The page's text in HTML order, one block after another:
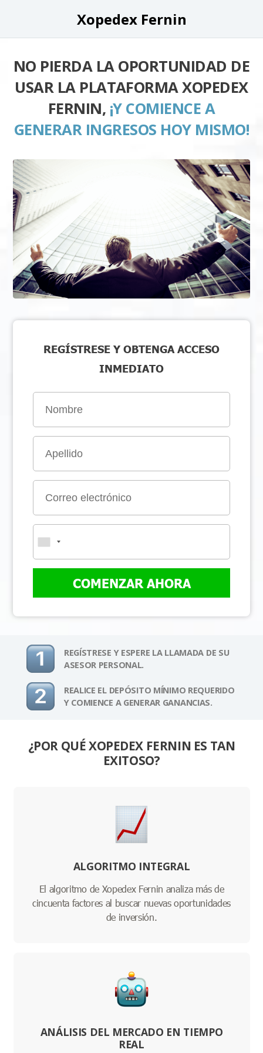
Xopedex Fernin
NO PIERDA LA OPORTUNIDAD DE
USAR LA PLATAFORMA XOPEDEX
FERNIN, ¡Y COMIENCE A
GENERAR INGRESOS HOY MISMO!
REGÍSTRESE Y OBTENGA ACCESO
INMEDIATO
COMENZAR AHORA
REGÍSTRESE Y ESPERE LA LLAMADA DE SU
ASESOR PERSONAL.
REALICE EL DEPÓSITO MÍNIMO REQUERIDO
Y COMIENCE A GENERAR GANANCIAS.
¿POR QUÉ XOPEDEX FERNIN ES TAN
EXITOSO?
ALGORITMO INTEGRAL
El algoritmo de Xopedex Fernin analiza más de
cincuenta factores al buscar nuevas oportunidades
de inversión.
ANÁLISIS DEL MERCADO EN TIEMPO
REAL